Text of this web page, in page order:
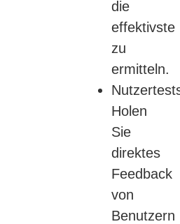
die
effektivste
zu
ermitteln.
Holen
Sie
direktes
Feedback
von
Benutzern